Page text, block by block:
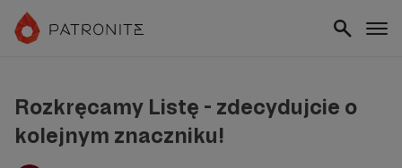
Rozkręcamy Listę - zdecydujcie o
kolejnym znaczniku!